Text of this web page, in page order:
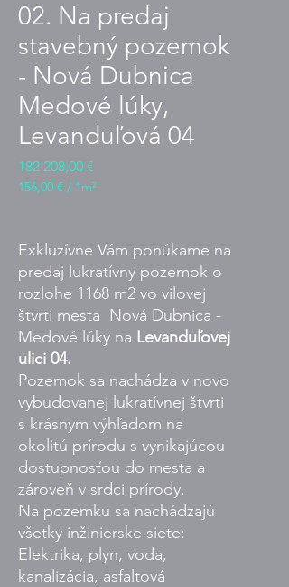
02. Na predaj
stavebný pozemok
- Nová Dubnica
Medové lúky,
Levanduľová 04
182 208,00 €
156,00 € / 1m²
metr
čtvereční
Exkluzívne Vám ponúkame na
predaj lukratívny pozemok o
rozlohe 1168 m2 vo vilovej
štvrti mesta Nová Dubnica -
Medové lúky na Levanduľovej
ulici 04.
Pozemok sa nachádza v novo
vybudovanej lukratívnej štvrti
s krásnym výhľadom na
okolitú prírodu s vynikajúcou
dostupnosťou do mesta a
zároveň v srdci prírody.
Na pozemku sa nachádzajú
všetky inžinierske siete:
Elektrika, plyn, voda,
kanalizácia, asfaltová